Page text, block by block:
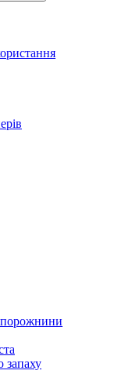
порожнини
запаху